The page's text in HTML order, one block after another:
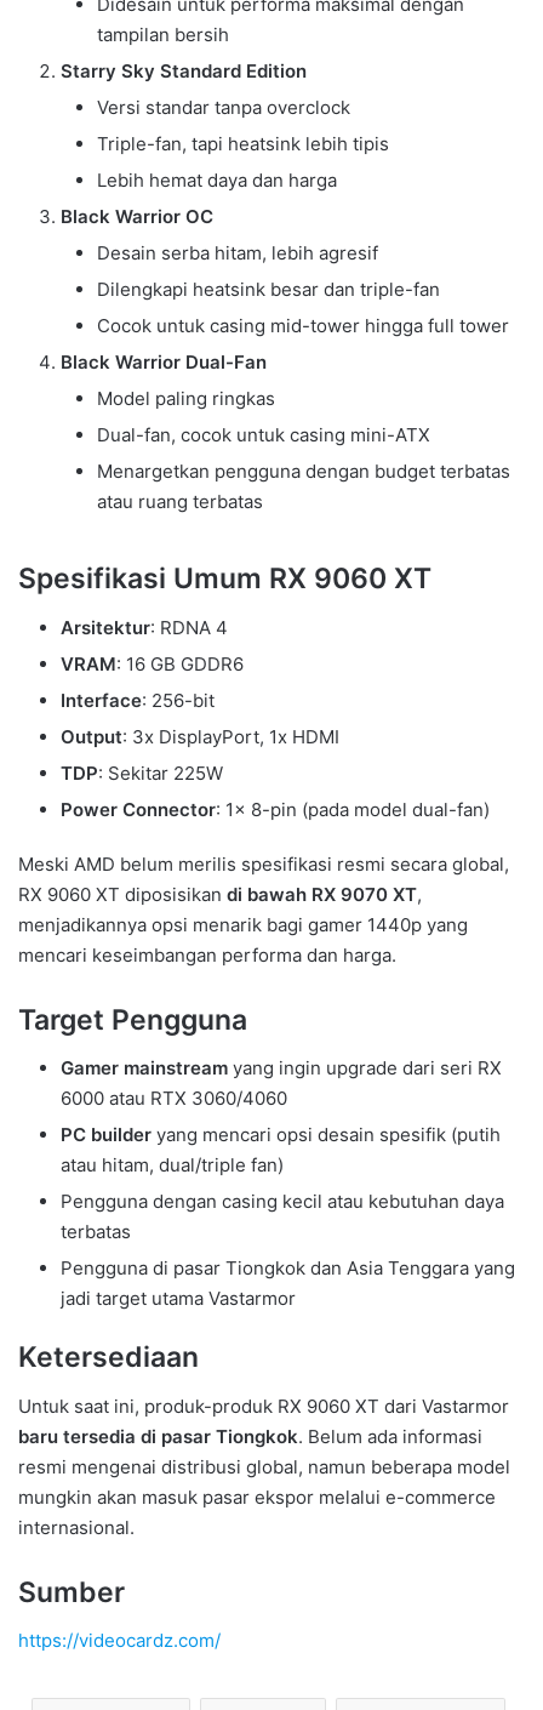
tampilan bersih
Starry Sky Standard Edition
Versi standar tanpa overclock
Triple-fan, tapi heatsink lebih tipis
Lebih hemat daya dan harga
Black Warrior OC
Desain serba hitam, lebih agresif
Dilengkapi heatsink besar dan triple-fan
Cocok untuk casing mid-tower hingga full tower
Black Warrior Dual-Fan
Model paling ringkas
Dual-fan, cocok untuk casing mini-ATX
Menargetkan pengguna dengan budget terbatas
atau ruang terbatas
Spesifikasi Umum RX 9060 XT
Arsitektur: RDNA 4
VRAM: 16 GB GDDR6
Interface: 256-bit
Output: 3x DisplayPort, 1x HDMI
TDP: Sekitar 225W
Power Connector: 1x 8-pin (pada model dual-fan)
Meski AMD belum merilis spesifikasi resmi secara global,
RX 9060 XT diposisikan di bawah RX 9070 XT,
menjadikannya opsi menarik bagi gamer 1440p yang
mencari keseimbangan performa dan harga.
Target Pengguna
Gamer mainstream yang ingin upgrade dari seri RX
6000 atau RTX 3060/4060
PC builder yang mencari opsi desain spesifik (putih
atau hitam, dual/triple fan)
Pengguna dengan casing kecil atau kebutuhan daya
terbatas
Pengguna di pasar Tiongkok dan Asia Tenggara yang
jadi target utama Vastarmor
Ketersediaan
Untuk saat ini, produk-produk RX 9060 XT dari Vastarmor
baru tersedia di pasar Tiongkok. Belum ada informasi
resmi mengenai distribusi global, namun beberapa model
mungkin akan masuk pasar ekspor melalui e-commerce
internasional.
Sumber
https://videocardz.com/